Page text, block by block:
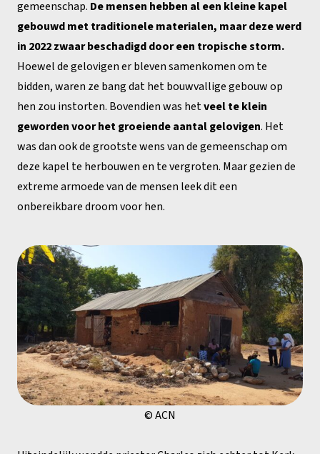
© ACN
gemeenschap. De mensen hebben al een kleine kapel
gebouwd met traditionele materialen, maar deze werd
in 2022 zwaar beschadigd door een tropische storm.
Hoewel de gelovigen er bleven samenkomen om te
bidden, waren ze bang dat het bouwvallige gebouw op
hen zou instorten. Bovendien was hetveel te klein
geworden voor het groeiende aantal gelovigen. Het
was dan ook de grootste wens van de gemeenschap om
deze kapel te herbouwen en te vergroten. Maar gezien de
extreme armoede van de mensen leek dit een
onbereikbare droom voor hen.